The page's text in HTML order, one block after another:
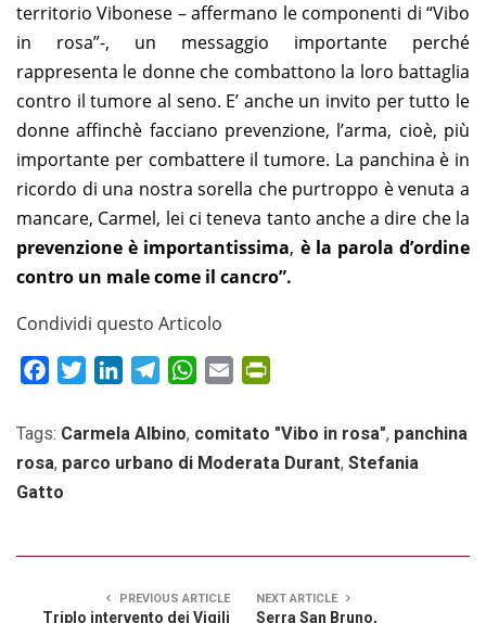
territorio Vibonese – affermano le componenti di “Vibo
in rosa”-, un messaggio importante perché
rappresenta le donne che combattono la loro battaglia
contro il tumore al seno. E’ anche un invito per tutto le
donne affinchè facciano prevenzione, l’arma, cioè, più
importante per combattere il tumore. La panchina è in
ricordo di una nostra sorella che purtroppo è venuta a
mancare, Carmel, lei ci teneva tanto anche a dire che la
prevenzione è importantissima, è la parola d’ordine
contro un male come il cancro”.
Condividi questo Articolo
FacebookTwitterLinkedInTelegramWhatsApp
Email
Tags: Carmela Albino, comitato "Vibo in rosa", panchina
rosa, parco urbano di Moderata Durant, Stefania
Gatto
PREVIOUS ARTICLE
Triplo intervento dei Vigili
NEXT ARTICLE
Serra San Bruno,